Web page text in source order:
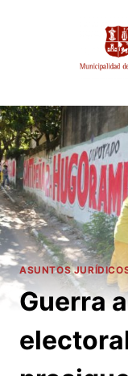
ASUNTOS
Guerra